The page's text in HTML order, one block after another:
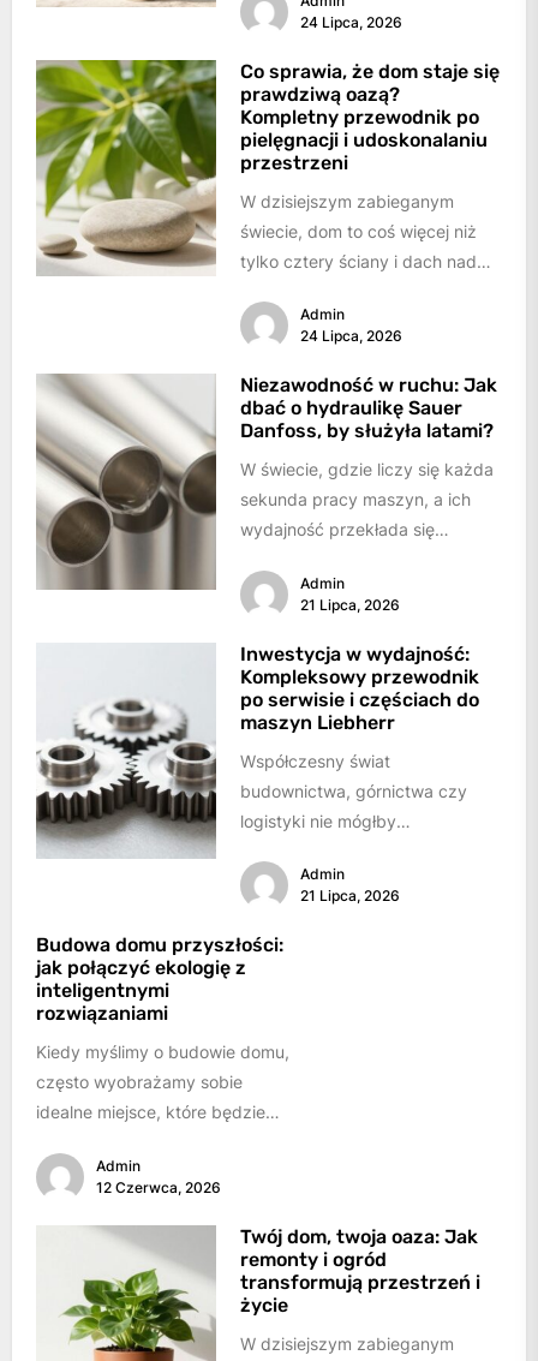
tylko zachwycały estetyką,...
24 Lipca, 2026
Co sprawia, że dom staje się
prawdziwą oazą?
Kompletny przewodnik po
pielęgnacji i udoskonalaniu
przestrzeni
W dzisiejszym zabieganym
świecie, dom to coś więcej niż
tylko cztery ściany i dach nad
miejsce...Admin
24 Lipca, 2026
Niezawodność w ruchu: Jak
dbać o hydraulikę Sauer
Danfoss, by służyła latami?
W świecie, gdzie liczy się każda
sekunda pracy maszyn, a ich
wydajność przekłada się
sprawność systemów
hydraulicznych...
Admin
21 Lipca, 2026
Inwestycja w wydajność:
Kompleksowy przewodnik
po serwisie i częściach do
maszyn Liebherr
Współczesny świat
budownictwa, górnictwa czy
logistyki nie mógłby
sprzętu. Maszyny takie jak
koparki, ładowarki, spycharki
czy dźwigi...
Admin
21 Lipca, 2026
Budowa domu przyszłości:
jak połączyć ekologię z
inteligentnymi
rozwiązaniami
Kiedy myślimy o budowie domu,
często wyobrażamy sobie
idealne miejsce, które będzie
przestrzenią do realizacji
marzeń. W...
Admin
12 Czerwca, 2026
Twój dom, twoja oaza: Jak
remonty i ogród
transformują przestrzeń i
życie
W dzisiejszym zabieganym